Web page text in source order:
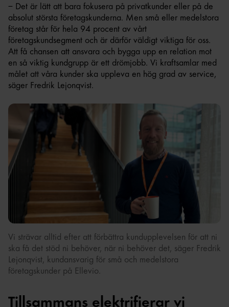
– Det är lätt att bara fokusera på privatkunder eller på de
absolut största företagskunderna. Men små eller medelstora
företag står för hela 94 procent av vårt
företagskundsegment och är därför väldigt viktiga för oss.
Att få chansen att ansvara och bygga upp en relation mot
en så viktig kundgrupp är ett drömjobb. Vi kraftsamlar med
målet att våra kunder ska uppleva en hög grad av service,
säger Fredrik Lejonqvist.
Vi strävar alltid efter att förbättra kundupplevelsen för att ni
ska få det stöd ni behöver, när ni behöver det, säger Fredrik
Lejonqvist, kundansvarig för små och medelstora
företagskunder på Ellevio.
Tillsammans elektrifierar vi